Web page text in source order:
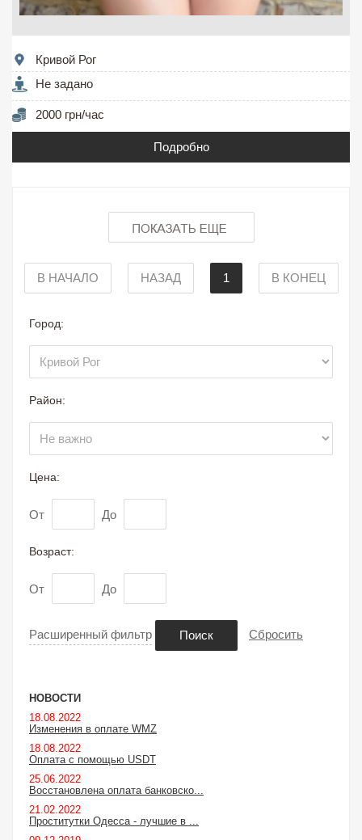
Кривой Рог
Не задано
2000 грн/час
Подробно
В НАЧАЛО НАЗАД 1 В КОНЕЦ
Город:
Район:
Цена:
От До
Возраст:
От До
Расширенный фильтр Поиск Сбросить
НОВОСТИ
18.08.2022
Изменения в оплате WMZ
18.08.2022
Оплата с помощью USDT
25.06.2022
Восстановлена оплата банковско...
21.02.2022
Проститутки Одесса - лучшие в ...